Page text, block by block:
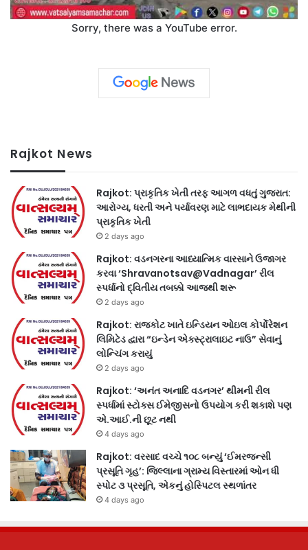
Sorry, there was a YouTube error.
Rajkot News
Rajkot: પ્રાકૃતિક ખેતી તરફ આગળ વધતું ગુજરાત:
આરોગ્ય, ધરતી અને પર્યાવરણ માટે લાભદાયક મેથીની
પ્રાકૃતિક ખેતી
2 days ago
Rajkot: વડનગરના આધ્યાત્મિક વારસાને ઉજાગર
કરવા ‘Shravanotsav@Vadnagar’ રીલ
સ્પર્ધાનો દ્વિતીય તબક્કો આજથી શરૂ
2 days ago
Rajkot: રાજકોટ ખાતે ઇન્ડિયન ઓઇલ કોર્પોરેશન
લિમિટેડ દ્વારા “ઇન્ડેન એક્સ્ટ્રાલાઇટ નાઉ” સેવાનું
લોન્ચિંગ કરાયું
2 days ago
Rajkot: ‘અનંત અનાદિ વડનગર’ થીમની રીલ
સ્પર્ધામાં સ્ટોક્સ ઈમેજીસનો ઉપયોગ કરી શકાશે પણ
એ.આઈ.ની છૂટ નથી
4 days ago
Rajkot: વરસાદ વચ્ચે ૧૦૮ બન્યું ‘ઈમરજન્સી
પ્રસૂતિ ગૃહ’: જિલ્લાના ગ્રામ્ય વિસ્તારમાં ઓન ધી
સ્પોટ ૩ પ્રસૂતિ, એકનું હોસ્પિટલ સ્થળાંતર
4 days ago